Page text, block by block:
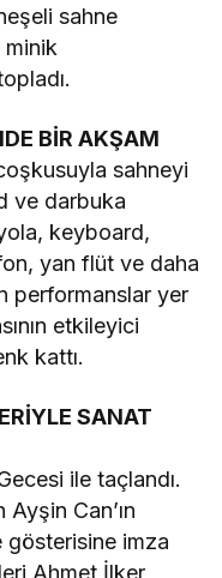
sahne
BİR AKŞAM
sahneyi
ve darbuka
keyboard,
yan flüt ve daha
performanslar yer
etkileyici
kattı.
SANAT
ile taçlandı.
Can’ın
imza
Ahmet İlker